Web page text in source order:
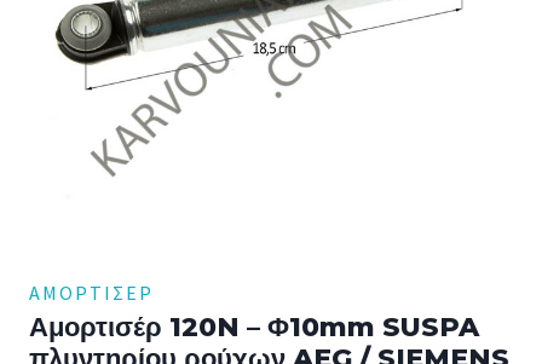
ΑΜΟΡΤΙΣΈΡ
Αμορτισέρ 120N – Φ10mm SUSPA